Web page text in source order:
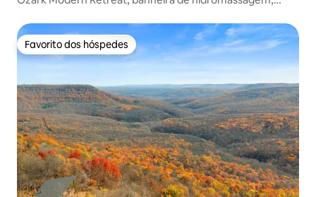
Favorito dos hóspedes
Favorito dos hóspedes